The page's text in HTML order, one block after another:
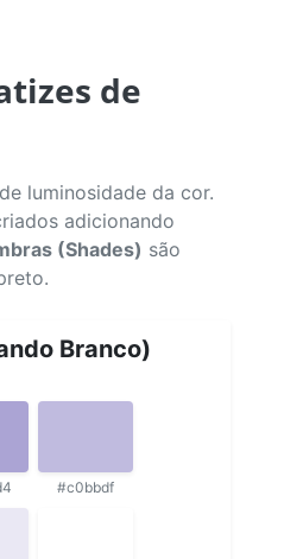
de
luminosidade da cor.
adicionando
(Shades) são
Branco)
#c0bbdf